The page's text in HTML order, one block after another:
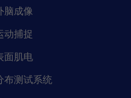
脑成像
动捕捉
面肌电
布测试系统